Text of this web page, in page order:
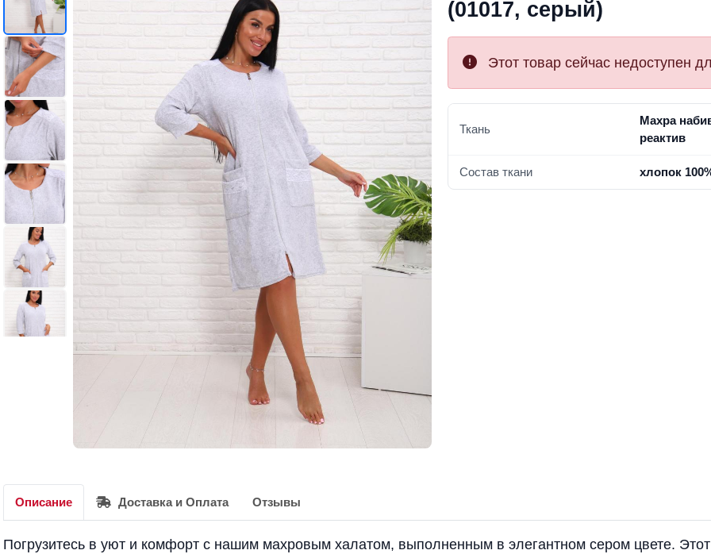
(01017, серый)
Этот товар сейчас недоступен
Ткань
Махра
реактив
Состав ткани хлопок
Описание Доставка и Оплата Отзывы
Погрузитесь в уют и комфорт с нашим махровым халатом, выполненным в элегантном сером цвете. Этот